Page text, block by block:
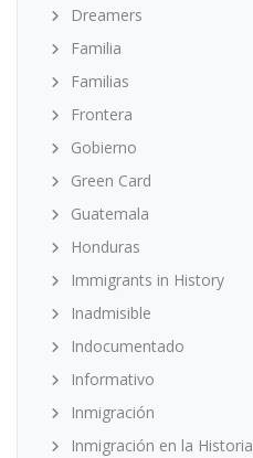
Dreamers
Familia
Familias
Frontera
Gobierno
Green Card
Guatemala
Honduras
Immigrants in History
Inadmisible
Indocumentado
Informativo
Inmigración
Inmigración en la Historia